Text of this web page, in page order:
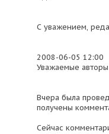
С уважением,
2008-06-05 12:00
Уважаемые
Вчера была
получены
Сейчас